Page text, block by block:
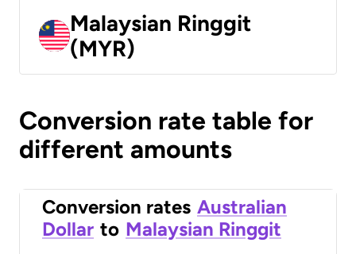
Malaysian Ringgit
(MYR)
Conversion rate table for
different amounts
Conversion rates Australian
Dollar to Malaysian Ringgit